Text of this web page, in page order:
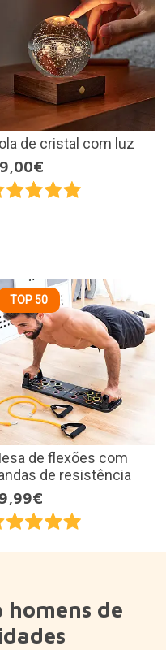
de cristal com luz
TOP 50
de flexões com
de resistência
homens de